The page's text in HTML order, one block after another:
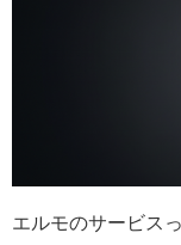
エルモのサービス